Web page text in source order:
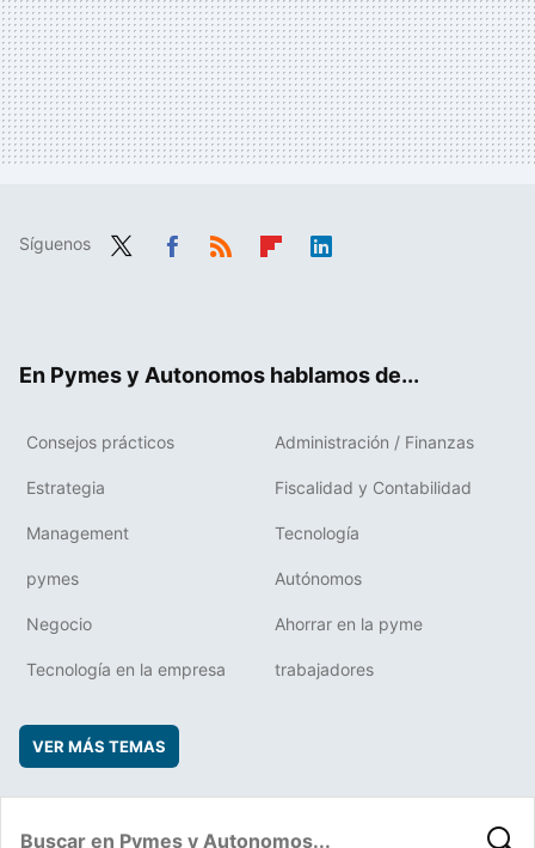
Síguenos
En Pymes y Autonomos hablamos de...
Consejos prácticos Administración / Finanzas
Estrategia Fiscalidad y Contabilidad
Management Tecnología
pymes Autónomos
Negocio Ahorrar en la pyme
Tecnología en la empresa trabajadores
VER MÁS TEMAS